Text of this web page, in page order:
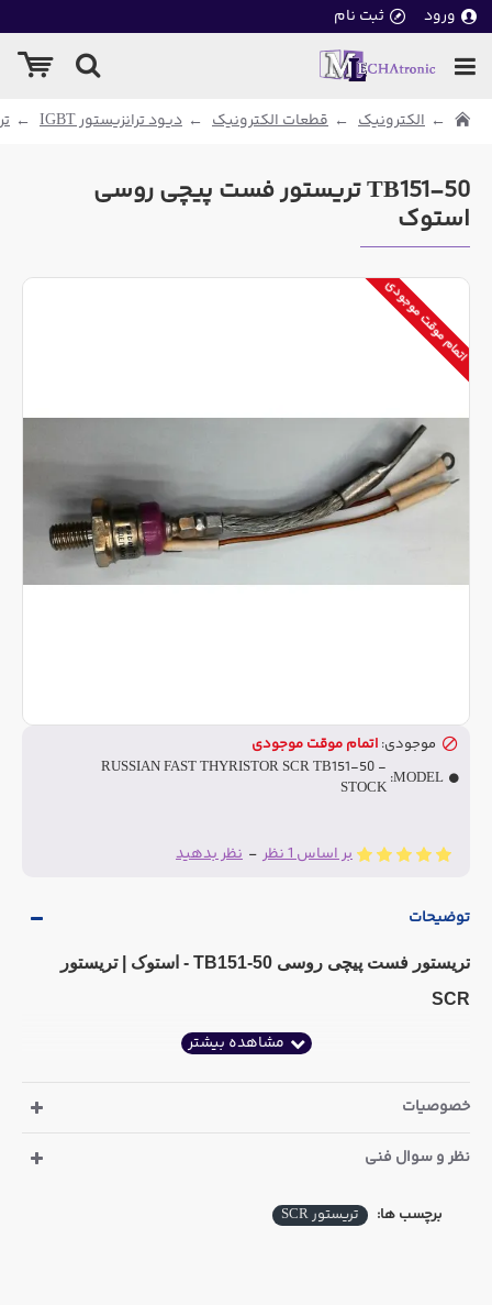
ورود ثبت نام
الکترونیک قطعات الکترونیک دیود ترانزیستور IGBT
TB151-50 تریستور فست پیچی روسی
استوک
اتمام موقت موجودی
بر اساس 1 نظر - نظر بدهید
موجودی: اتمام موقت موجودی
MODEL:
RUSSIAN FAST THYRISTOR SCR TB151-50 -
STOCK
توضیحات
تریستور فست پیچی روسی TB151-50 - استوک | تریستور
SCR
خصوصیات
نظر و سوال فنی
برچسب ها: تریستور SCR